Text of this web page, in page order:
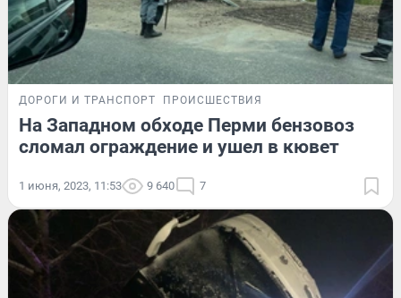
ДОРОГИ И ТРАНСПОРТ ПРОИСШЕСТВИЯ
На Западном обходе Перми бензовоз
сломал ограждение и ушел в кювет
1 июня, 2023, 11:53 9 640 7